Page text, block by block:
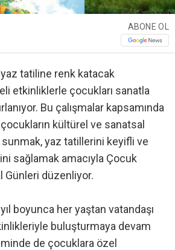
ABONE OL
tatiline renk katacak
etkinliklerle çocukları sanatla
Bu çalışmalar kapsamında
kültürel ve sanatsal
yaz tatillerini keyifli ve
sağlamak amacıyla Çocuk
Günleri düzenliyor.
boyunca her yaştan vatandaşı
buluşturmaya devam
de çocuklara özel